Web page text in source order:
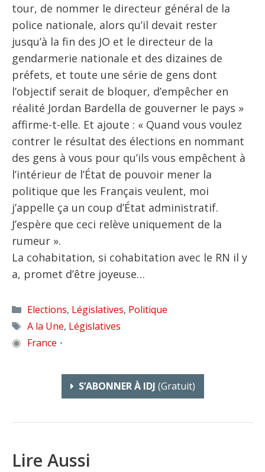
tour, de nommer le directeur général de la
police nationale, alors qu’il devait rester
jusqu’à la fin des JO et le directeur de la
gendarmerie nationale et des dizaines de
préfets, et toute une série de gens dont
l’objectif serait de bloquer, d’empêcher en
réalité Jordan Bardella de gouverner le pays »
affirme-t-elle. Et ajoute : « Quand vous voulez
contrer le résultat des élections en nommant
des gens à vous pour qu’ils vous empêchent à
l’intérieur de l’État de pouvoir mener la
politique que les Français veulent, moi
j’appelle ça un coup d’État administratif.
J’espère que ceci relève uniquement de la
rumeur ».
La cohabitation, si cohabitation avec le RN il y
a, promet d’être joyeuse…
Catégories
Elections, Législatives, Politique
Étiquettes
A la Une, Législatives
◉ France •
S’ABONNER À IDJ (gratuit)
Lire Aussi